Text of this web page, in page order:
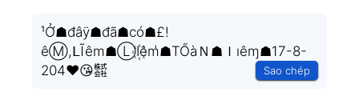
¹Ở☗đâÿ☗đã☗có☗£!
êⓂ,ᒪĨêm☗ⓁI꙰êm̾☗TŐàＮ☗ｌıêɱ☗17-8-
204❤️😘㍿
Sao chép